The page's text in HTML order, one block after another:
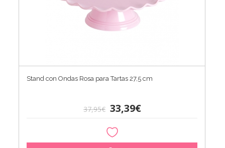
Stand con Ondas Rosa para Tartas 27,5 cm
37,95€ 33,39€